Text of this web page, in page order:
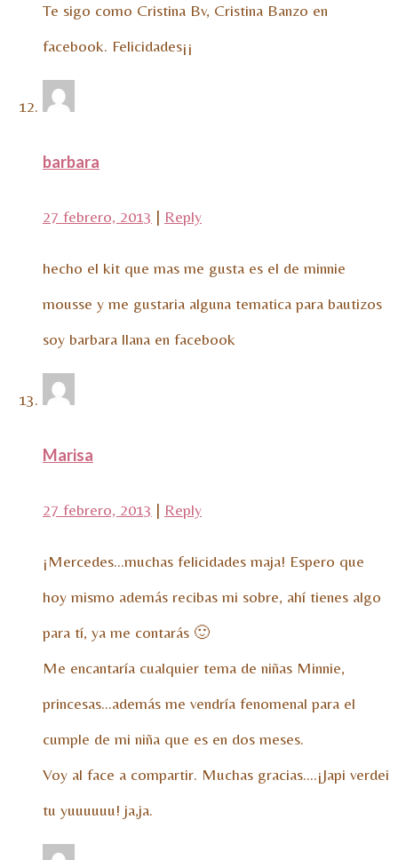
Te sigo como Cristina Bv, Cristina Banzo en
facebook. Felicidades¡¡
barbara
27 febrero, 2013 | Reply
hecho el kit que mas me gusta es el de minnie
mousse y me gustaria alguna tematica para bautizos
soy barbara llana en facebook
Marisa
27 febrero, 2013 | Reply
¡Mercedes…muchas felicidades maja! Espero que
hoy mismo además recibas mi sobre, ahí tienes algo
para tí, ya me contarás 🙂
Me encantaría cualquier tema de niñas Minnie,
princesas…además me vendría fenomenal para el
cumple de mi niña que es en dos meses.
Voy al face a compartir. Muchas gracias….¡Japi verdei
tu yuuuuuu! ja,ja.